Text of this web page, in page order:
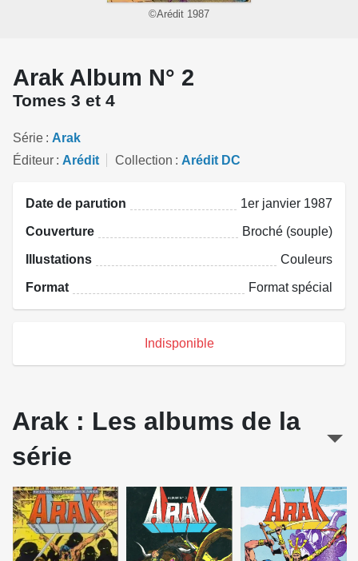
©Arédit 1987
Arak Album N° 2
Tomes 3 et 4
Série
Arak
Éditeur
Arédit Collection Arédit DC
Date de parution 1er janvier 1987
Couverture Broché (souple)
Illustations Couleurs
Format Format spécial
Indisponible
Arak : Les albums de la
série